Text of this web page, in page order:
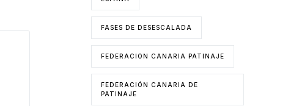
FASES DE DESESCALADA
FEDERACION CANARIA PATINAJE
FEDERACIÓN CANARIA DE
PATINAJE